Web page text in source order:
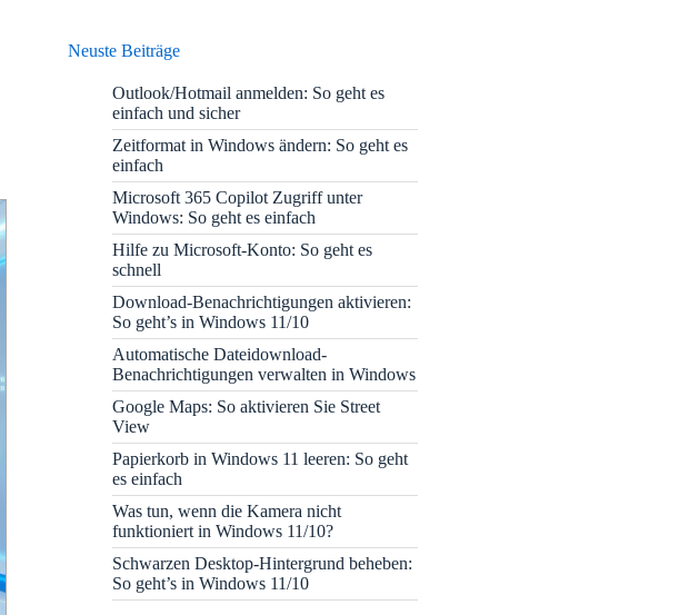
Neuste Beiträge
Outlook/Hotmail anmelden: So geht es
einfach und sicher
Zeitformat in Windows ändern: So geht es
einfach
Microsoft 365 Copilot Zugriff unter
Windows: So geht es einfach
Hilfe zu Microsoft-Konto: So geht es
schnell
Download-Benachrichtigungen aktivieren:
So geht’s in Windows 11/10
Automatische Dateidownload-
Benachrichtigungen verwalten in Windows
Google Maps: So aktivieren Sie Street
View
Papierkorb in Windows 11 leeren: So geht
es einfach
Was tun, wenn die Kamera nicht
funktioniert in Windows 11/10?
Schwarzen Desktop-Hintergrund beheben:
So geht’s in Windows 11/10